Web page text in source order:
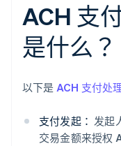
ACH 支
是什么？
以下是 ACH 支付处
支付发起： 发起
交易金额来授权